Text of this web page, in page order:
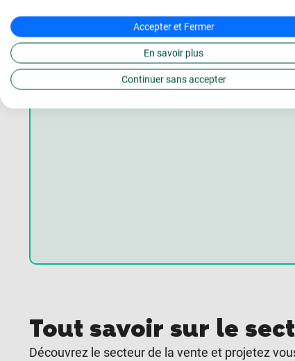
Assurer le merchandising et
Suivre les objectifs de vente et
Tout savoir sur le
Découvrez le secteur de la vente et projetez
Accepter et Fermer
En savoir plus
Continuer sans accepter